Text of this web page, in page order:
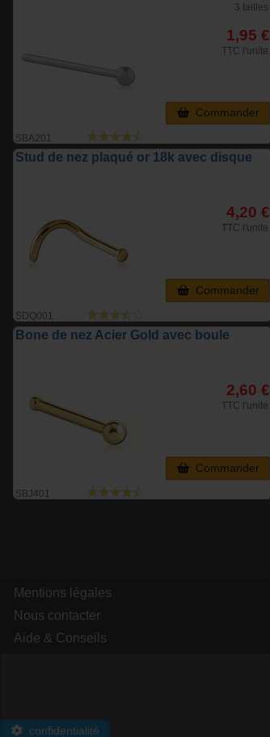
SBA201
3 tailles
1,95 €
TTC l'unite
Commander
Stud de nez plaqué or 18k avec disque
SDQ001
4,20 €
TTC l'unite
Commander
Bone de nez Acier Gold avec boule
SBJ401
2,60 €
TTC l'unite
Commander
Mentions légales
Nous contacter
Aide & Conseils
confidentialité